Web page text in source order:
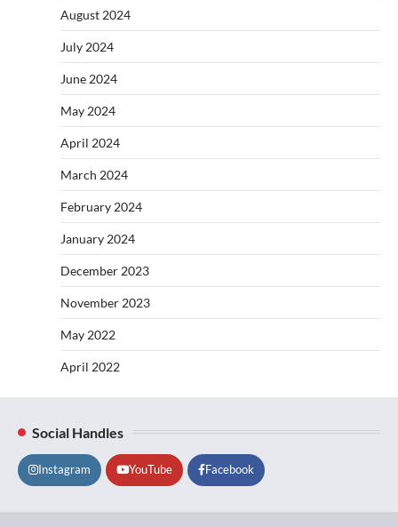
August 2024
July 2024
June 2024
May 2024
April 2024
March 2024
February 2024
January 2024
December 2023
November 2023
May 2022
April 2022
Social Handles
Instagram YouTube Facebook